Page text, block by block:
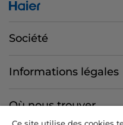
Société
Informations légales
Où nous trouver